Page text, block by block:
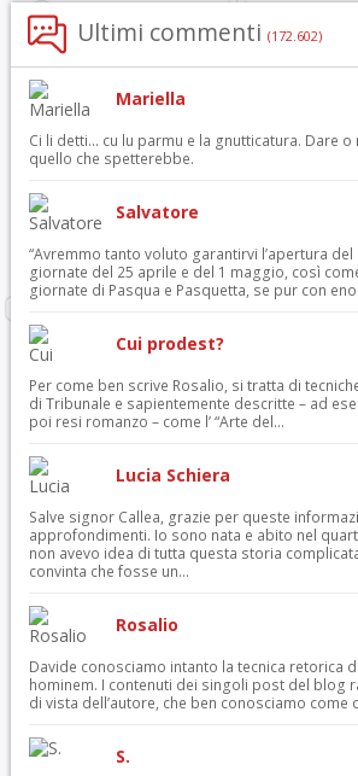
Ultimi commenti (172.602)
Mariella
Ci li detti… cu lu parmu e la gnutticatura. Dare o
quello che spetterebbe.
Salvatore
“Avremmo tanto voluto garantirvi l’apertura
giornate del 25 aprile e del 1 maggio, così
giornate di Pasqua e Pasquetta, se pur con
Cui prodest?
Per come ben scrive Rosalio, si tratta di
di Tribunale e sapientemente descritte – ad
poi resi romanzo – come l’ “Arte del...
Lucia Schiera
Salve signor Callea, grazie per queste
approfondimenti. Io sono nata e abito nel
non avevo idea di tutta questa storia
convinta che fosse un...
Rosalio
Davide conosciamo intanto la tecnica retorica
hominem. I contenuti dei singoli post del blog
di vista dell’autore, che ben conosciamo come
S.